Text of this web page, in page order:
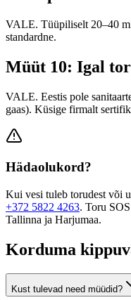
VALE. Tüüpiliselt 20–40
standardne.
Müüt 10: Igal
VALE. Eestis pole
gaas). Küsige firmalt
Hädaolukord?
Kui vesi tuleb torudest või
+372 5822 4263. Toru
Tallinna ja Harjumaa.
Korduma
Kust tulevad need müüdid?